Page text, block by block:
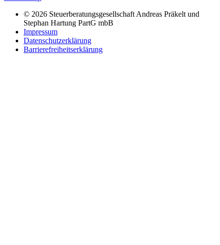
© 2026 Steuerberatungsgesellschaft Andreas Präkelt und
Stephan Hartung PartG mbB
Impressum
Datenschutzerklärung
Barrierefreiheitserklärung